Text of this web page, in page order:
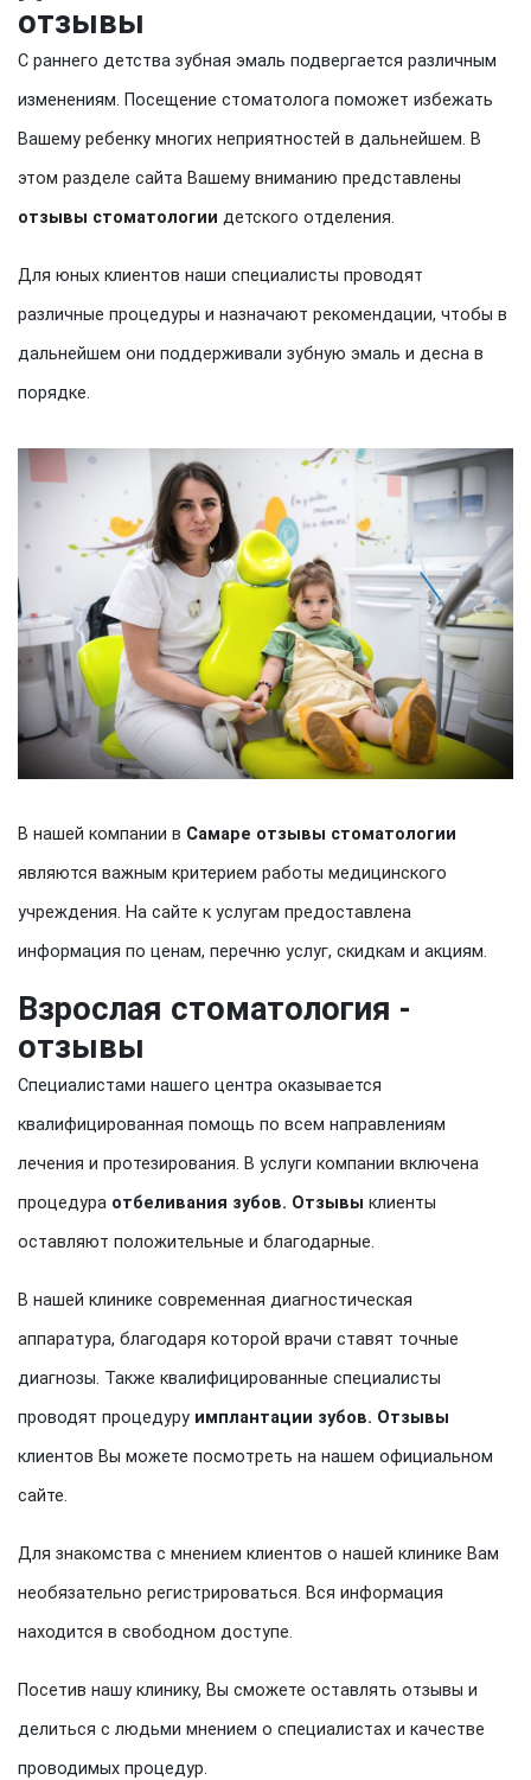
отзывы
С раннего детства зубная эмаль подвергается различным
изменениям. Посещение стоматолога поможет избежать
Вашему ребенку многих неприятностей в дальнейшем. В
этом разделе сайта Вашему вниманию представлены
отзывы стоматологии детского отделения.
Для юных клиентов наши специалисты проводят
различные процедуры и назначают рекомендации, чтобы в
дальнейшем они поддерживали зубную эмаль и десна в
порядке.
В нашей компании в Самаре отзывы стоматологии
являются важным критерием работы медицинского
учреждения. На сайте к услугам предоставлена
информация по ценам, перечню услуг, скидкам и акциям.
Взрослая стоматология -
отзывы
Специалистами нашего центра оказывается
квалифицированная помощь по всем направлениям
лечения и протезирования. В услуги компании включена
процедура отбеливания зубов. Отзывы клиенты
оставляют положительные и благодарные.
В нашей клинике современная диагностическая
аппаратура, благодаря которой врачи ставят точные
диагнозы. Также квалифицированные специалисты
проводят процедуру имплантации зубов. Отзывы
клиентов Вы можете посмотреть на нашем официальном
сайте.
Для знакомства с мнением клиентов о нашей клинике Вам
необязательно регистрироваться. Вся информация
находится в свободном доступе.
Посетив нашу клинику, Вы сможете оставлять отзывы и
делиться с людьми мнением о специалистах и качестве
проводимых процедур.